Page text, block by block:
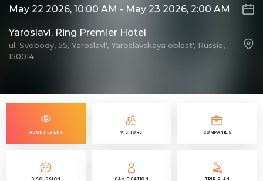
May 22 2026, 10:00 AM - May 23 2026, 2:00 AM
Yaroslavl, Ring Premier Hotel
ul. Svobody, 55, Yaroslavl', Yaroslavskaya oblast', Russia,
150014
ABOUT EVENT VISITORS COMPANIES
DISCUSSION GAMIFICATION TRIP PLAN